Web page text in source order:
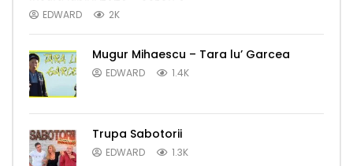
EDWARD 2K
Mugur Mihaescu – Tara lu’ Garcea
EDWARD 1.4K
Trupa Sabotorii
EDWARD 1.3K